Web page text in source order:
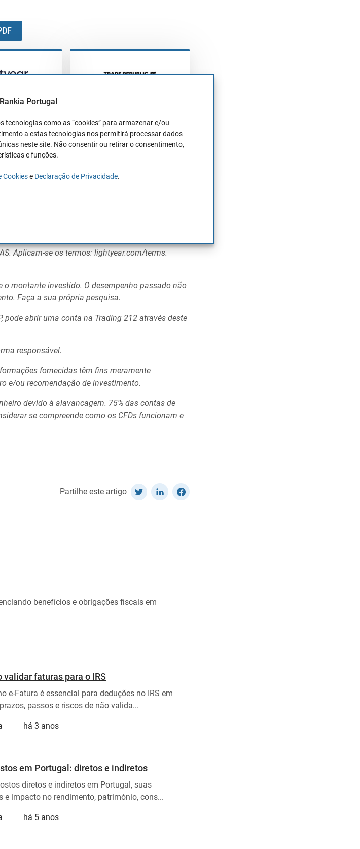
Portugal
tecnologias como as “cookies” para armazenar e/ou
a estas tecnologias nos permitirá processar dados
neste site. Não consentir ou retirar o consentimento,
e funções.
Cookiese Declaração de Privacidade.
e
mais
Pagamento de juros sobre
dinheiro não investido
Saber mais
nem recomendação de compra ou venda de
Antes de tomar decisões de investimento,
Aplicam-se os termos: lightyear.com/terms.
o montante investido. O desempenho passado não
Faça a sua própria pesquisa.
pode abrir uma conta na Trading 212 através deste
responsável.
fornecidas têm fins meramente
e/ou recomendação de investimento.
devido à alavancagem. 75% das contas de
se compreende como os CFDs funcionam e
Partilhe este artigo
benefícios e obrigações fiscais em
validar faturas para o IRS
e-Fatura é essencial para deduções no IRS em
passos e riscos de não valida...
há 3 anos
em Portugal: diretos e indiretos
diretos e indiretos em Portugal, suas
e impacto no rendimento, património, cons...
há 5 anos